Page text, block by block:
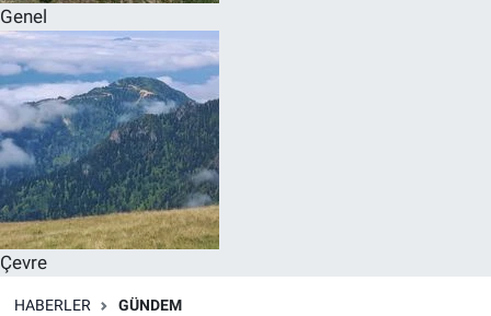
Genel
Çevre
HABERLER GÜNDEM